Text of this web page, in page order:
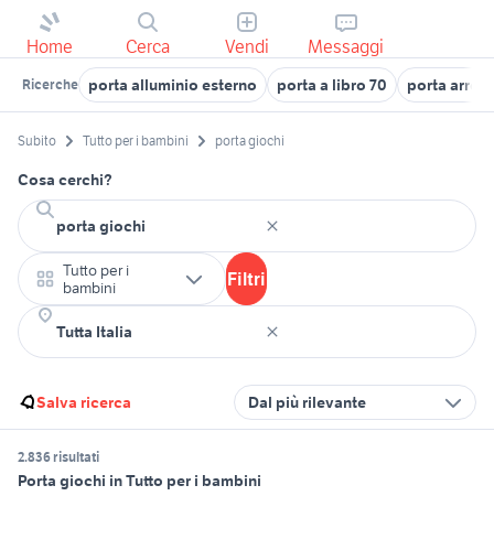
Home Cerca Vendi Messaggi
Ricerche porta alluminio esterno porta a libro 70 porta
Subito Tutto per i bambini porta giochi
Cosa cerchi?
Tutto per i
bambini
Filtri
Salva ricerca Dal più rilevante
2.836 risultati
Porta giochi in Tutto per i bambini